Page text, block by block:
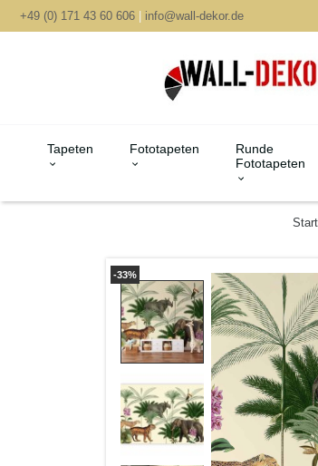
+49 (0) 171 43 60 606 | info@wall-dekor.de
Tapeten Fototapeten
Runde
Fototapeten
-33%